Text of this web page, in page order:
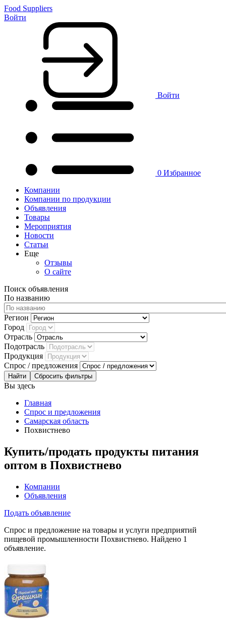
Food Suppliers
Войти
Войти
0 Избранное
Компании
Компании по продукции
Объявления
Товары
Мероприятия
Новости
Статьи
Еще
Отзывы
О сайте
Поиск объявления
По названию
Регион
Город
Отрасль
Подотрасль
Продукция
Спрос / предложения
Сбросить фильтры
Вы здесь
Главная
Спрос и предложения
Самарская область
Похвистнево
Купить/продать продукты питания
оптом в Похвистнево
Компании
Объявления
Подать объявление
Спрос и предложение на товары и услуги предприятий
пищевой промышленности Похвистнево. Найдено 1
объявление.